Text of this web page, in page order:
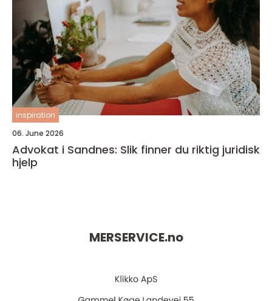
inspiration
06. June 2026
Advokat i Sandnes: Slik finner du riktig juridisk
hjelp
MERSERVICE.no